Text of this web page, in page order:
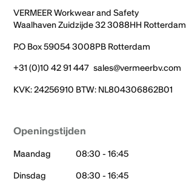
VERMEER Workwear and Safety
Waalhaven Zuidzijde 32 3088HH Rotterdam
P.O Box 59054 3008PB Rotterdam
+31 (0)10 42 91 447sales@vermeerbv.com
KVK: 24256910 BTW: NL804306862B01
Openingstijden
Maandag
08:30 - 16:45
Dinsdag
08:30 - 16:45